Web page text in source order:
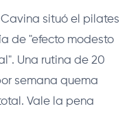
situó el pilates
de "efecto modesto
Una rutina de 20
semana quema
Vale la pena